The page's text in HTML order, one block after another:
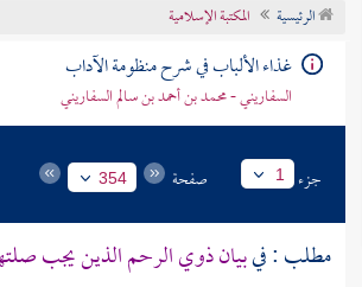
تراجم الأعلام
الرئيسية المكتبة الإسلامية
غذاء الألباب في شرح منظومة الآداب
السفاريني - محمد بن أحمد بن سالم السفاريني
جزء 1 صفحة 354
مطلب : فيبيان ذوي الرحم الذين يجب